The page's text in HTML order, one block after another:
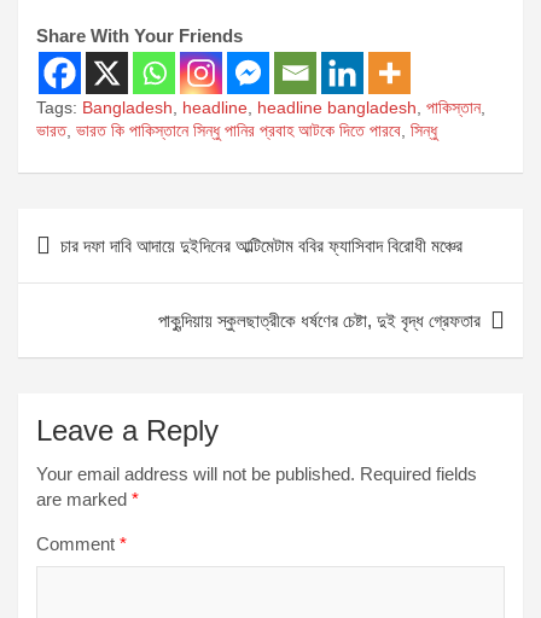
Share With Your Friends
Tags: Bangladesh headline headline bangladesh পাকিস্তান,
ভারত, ভারত কি পাকিস্তানে সিন্ধু পানির প্রবাহ আটকে দিতে পারবে সিন্ধু
চার দফা দাবি আদায়ে দুইদিনের আল্টিমেটাম ববির ফ্যাসিবাদ বিরোধী মঞ্চের
পাকুন্দিয়ায় স্কুলছাত্রীকে ধর্ষণের চেষ্টা, দুই বৃদ্ধ গ্রেফতার
Leave a Reply
Your email address will not be published. Required fields
are marked *
Comment *